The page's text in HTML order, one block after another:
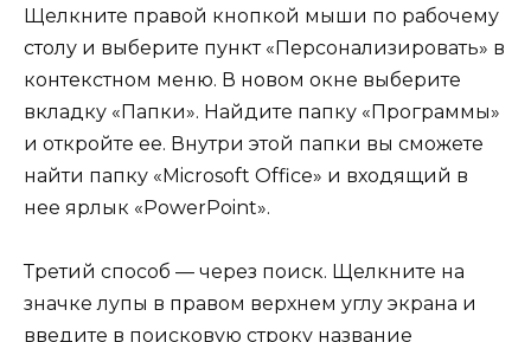
Щелкните правой кнопкой мыши по рабочему
столу и выберите пункт «Персонализировать» в
контекстном меню. В новом окне выберите
вкладку «Папки». Найдите папку «Программы»
и откройте ее. Внутри этой папки вы сможете
найти папку «Microsoft Office» и входящий в
нее ярлык «PowerPoint».
Третий способ — через поиск. Щелкните на
значке лупы в правом верхнем углу экрана и
введите в поисковую строку название